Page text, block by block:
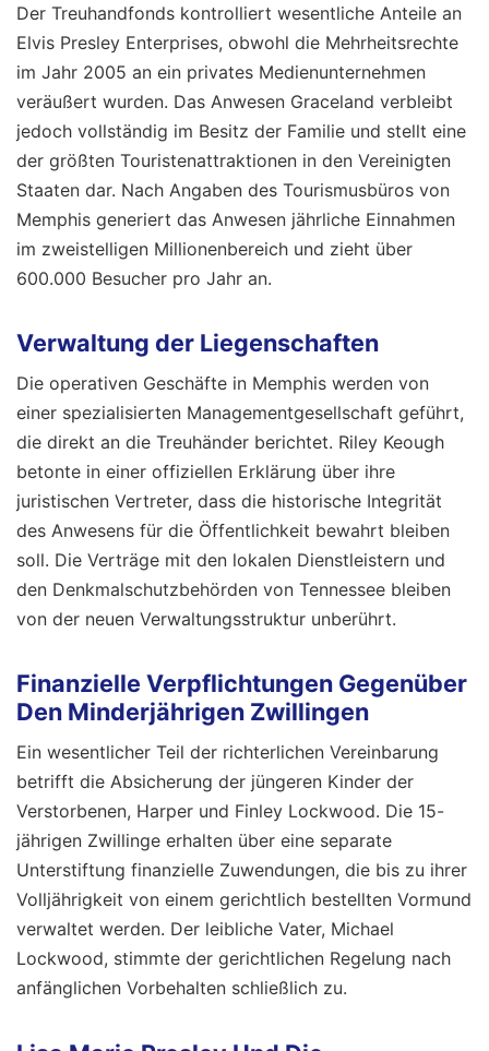
Der Treuhandfonds kontrolliert wesentliche Anteile an
Elvis Presley Enterprises, obwohl die Mehrheitsrechte
im Jahr 2005 an ein privates Medienunternehmen
veräußert wurden. Das Anwesen Graceland verbleibt
jedoch vollständig im Besitz der Familie und stellt eine
der größten Touristenattraktionen in den Vereinigten
Staaten dar. Nach Angaben des Tourismusbüros von
Memphis generiert das Anwesen jährliche Einnahmen
im zweistelligen Millionenbereich und zieht über
600.000 Besucher pro Jahr an.
Verwaltung der Liegenschaften
Die operativen Geschäfte in Memphis werden von
einer spezialisierten Managementgesellschaft geführt,
die direkt an die Treuhänder berichtet. Riley Keough
betonte in einer offiziellen Erklärung über ihre
juristischen Vertreter, dass die historische Integrität
des Anwesens für die Öffentlichkeit bewahrt bleiben
soll. Die Verträge mit den lokalen Dienstleistern und
den Denkmalschutzbehörden von Tennessee bleiben
von der neuen Verwaltungsstruktur unberührt.
Finanzielle Verpflichtungen Gegenüber
Den Minderjährigen Zwillingen
Ein wesentlicher Teil der richterlichen Vereinbarung
betrifft die Absicherung der jüngeren Kinder der
Verstorbenen, Harper und Finley Lockwood. Die 15-
jährigen Zwillinge erhalten über eine separate
Unterstiftung finanzielle Zuwendungen, die bis zu ihrer
Volljährigkeit von einem gerichtlich bestellten Vormund
verwaltet werden. Der leibliche Vater, Michael
Lockwood, stimmte der gerichtlichen Regelung nach
anfänglichen Vorbehalten schließlich zu.